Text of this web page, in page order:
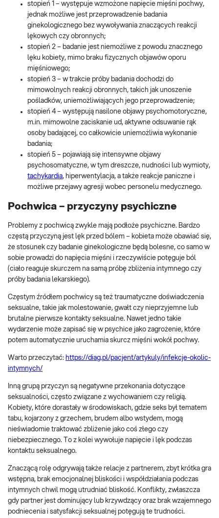
stopień 1 – występuje wzmożone napięcie mięśni pochwy,
jednak możliwe jest przeprowadzenie badania
ginekologicznego bez wywoływania znaczących reakcji
lękowych czy obronnych;
stopień 2 – badanie jest niemożliwe z powodu znacznego
lęku kobiety, mimo braku fizycznych objawów oporu
mięśniowego;
stopień 3 – w trakcie próby badania dochodzi do
mimowolnych reakcji obronnych, takich jak unoszenie
pośladków, uniemożliwiających jego przeprowadzenie;
stopień 4 – występują nasilone objawy psychomotoryczne,
m.in. mimowolne zaciskanie ud, aktywne odsuwanie rąk
osoby badającej, co całkowicie uniemożliwia wykonanie
badania;
stopień 5 – pojawiają się intensywne objawy
psychosomatyczne, w tym dreszcze, nudności lub wymioty,
tachykardia, hiperwentylacja, a także reakcje paniczne i
możliwe przejawy agresji wobec personelu medycznego.
Pochwica – przyczyny psychiczne
Problemy z pochwicą zwykle mają podłoże psychiczne. Bardzo
częstą przyczyną jest lęk przed bólem – kobieta może obawiać się,
że stosunek czy badanie ginekologiczne będą bolesne, co samo w
sobie prowadzi do napięcia mięśni i rzeczywiście potęguje ból
(ciało reaguje skurczem na samą próbę zbliżenia intymnego czy
próby badania lekarskiego).
Częstym źródłem pochwicy są też traumatyczne doświadczenia
seksualne, takie jak molestowanie, gwałt czy nieprzyjemne lub
brutalne pierwsze kontakty seksualne. Nawet jedno takie
wydarzenie może zapisać się w psychice jako zagrożenie, które
potem automatycznie uruchamia skurcz mięśni wokół pochwy.
Warto przeczytać: https://diag.pl/pacjent/artykuly/infekcje-okolic-
intymnych/
Inną grupą przyczyn są negatywne przekonania dotyczące
seksualności, często związane z wychowaniem czy religią.
Kobiety, które dorastały w środowiskach, gdzie seks był tematem
tabu, kojarzony z grzechem, brudem albo wstydem, mogą
nieświadomie traktować zbliżenie jako coś złego czy
niebezpiecznego. To z kolei wywołuje napięcie i lęk podczas
kontaktu seksualnego.
Znaczącą rolę odgrywają także relacje z partnerem, zbyt krótka gra
wstępna, brak emocjonalnej bliskości i współdziałania podczas
intymnych chwil mogą utrudniać bliskość. Konflikty, zwłaszcza
gdy partner jest dominujący lub krzywdzący oraz brak wzajemnego
podniecenia i satysfakcji seksualnej potęgują te trudności.